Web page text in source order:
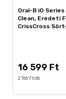
Oral-B iO
Clean, Eredeti
CrissCross
16 599 Ft
2 766 Ft/db